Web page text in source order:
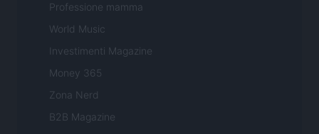
Professione mamma
World Music
Investimenti Magazine
Money 365
Zona Nerd
B2B Magazine